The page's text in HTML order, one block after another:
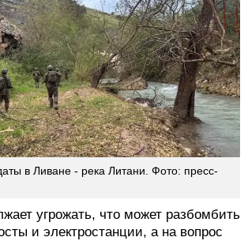
в Ливане - река Литани. Фото: пресс-
угрожать, что может разбомбить
и электростанции, а на вопрос